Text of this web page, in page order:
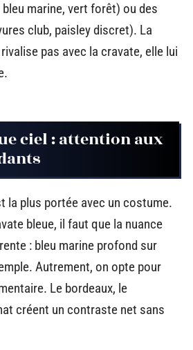
marine, vert forêt) ou des
club, paisley discret). La
pas avec la cravate, elle lui
ciel : attention aux
la plus portée avec un costume.
bleue, il faut que la nuance
: bleu marine profond sur
Autrement, on opte pour
Le bordeaux, le
créent un contraste net sans